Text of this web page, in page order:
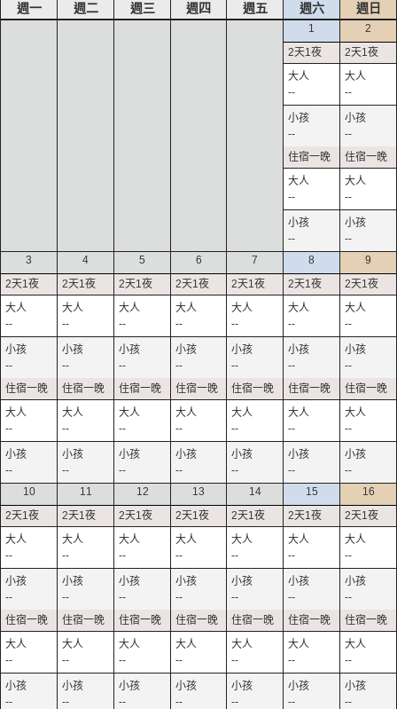
週一 週二 週三 週四 週五 週六 週日
1
--
--
--
--
2
--
--
--
--
3
--
--
--
--
4
--
--
--
--
5
--
--
--
--
6
--
--
--
--
7
--
--
--
--
8
--
--
--
--
9
--
--
--
--
10
--
--
--
--
11
--
--
--
--
12
--
--
--
--
13
--
--
--
--
14
--
--
--
--
15
--
--
--
--
16
--
--
--
--